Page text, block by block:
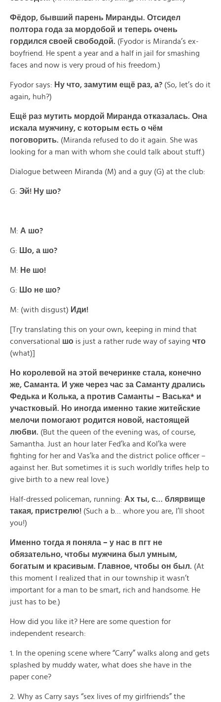
Фёдор, бывший парень Миранды. Отсидел
полтора года за мордобой и теперь очень
гордился своей свободой. (Fyodor is Miranda’s ex-
boyfriend. He spent a year and a half in jail for smashing
faces and now is very proud of his freedom.)
Fyodor says: Ну что, замутим ещё раз, а? (So, let’s do it
again, huh?)
Ещё раз мутить мордой Миранда отказалась. Она
искала мужчину, с которым есть о чём
поговорить. (Miranda refused to do it again. She was
looking for a man with whom she could talk about stuff.)
Dialogue between Miranda (M) and a guy (G) at the club:
G: Эй! Ну шо?
М: А шо?
G: Шо, а шо?
М: Не шо!
G: Шо не шо?
M: (with disgust) Иди!
[Try translating this on your own, keeping in mind that
conversational шо is just a rather rude way of saying что
(what)]
Но королевой на этой вечеринке стала, конечно
же, Саманта. И уже через час за Саманту дрались
Федька и Колька, а против Саманты – Васька* и
участковый. Но иногда именно такие житейские
мелочи помогают родится новой, настоящей
любви. (But the queen of the evening was, of course,
Samantha. Just an hour later Fed’ka and Kol’ka were
fighting for her and Vas’ka and the district police officer –
against her. But sometimes it is such worldly trifles help to
give birth to a new real love.)
Half-dressed policeman, running: Ах ты, с… блярвище
такая, пристрелю! (Such a b… whore you are, I’ll shoot
you!)
Именно тогда я поняла – у нас в пгт не
обязательно, чтобы мужчина был умным,
богатым и красивым. Главное, чтобы он был. (At
this moment I realized that in our township it wasn’t
important for a man to be smart, rich and handsome. He
just has to be.)
How did you like it? Here are some question for
independent research:
1. In the opening scene where “Carry” walks along and gets
splashed by muddy water, what does she have in the
paper cone?
2. Why as Carry says “sex lives of my girlfriends” the